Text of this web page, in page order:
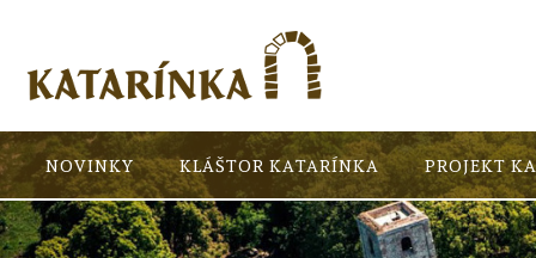
NOVINKY KLÁŠTOR KATARÍNKA PROJEKT